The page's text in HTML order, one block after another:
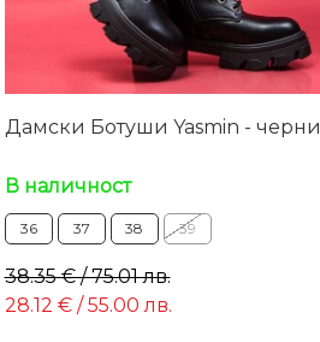
Дамски Ботуши Yasmin - черни
В наличност
36 37 38 39
38.35 € / 75.01 лв.
28.12 € / 55.00 лв.